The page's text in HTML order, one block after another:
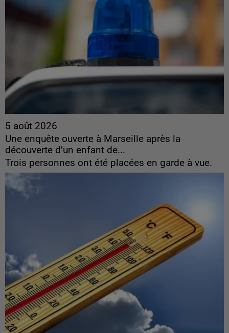
5 août 2026
Une enquête ouverte à Marseille après la
découverte d’un enfant de...
Trois personnes ont été placées en garde à vue.